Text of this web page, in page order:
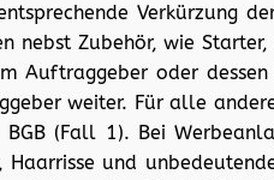
Verkürzung
Zubehör, wie
Auftraggeber oder
weiter. Für alle
(Fall 1). Bei
und